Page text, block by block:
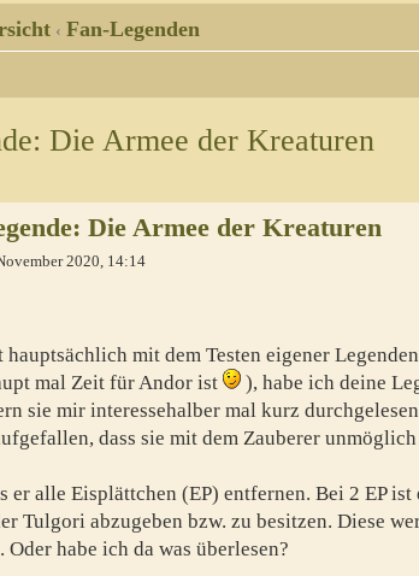
‹ Fan-Legenden
Die Armee der Kreaturen
Die Armee der Kreaturen
2020, 14:14
mit dem Testen eigener
mal Zeit für Andor ist
), habe ich deine
sie mir interessehalber mal kurz
dass sie mit dem Zauberer
er alle Eisplättchen (EP) entfernen. Bei 2 EP
Tulgori abzugeben bzw. zu besitzen. Diese
Oder habe ich da was überlesen?